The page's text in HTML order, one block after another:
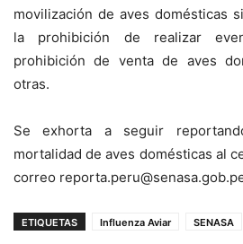
movilización de aves domésticas
la prohibición de realizar
prohibición de venta de aves
otras.
Se exhorta a seguir
mortalidad de aves domésticas al
correo
ETIQUETAS Influenza Aviar SENASA